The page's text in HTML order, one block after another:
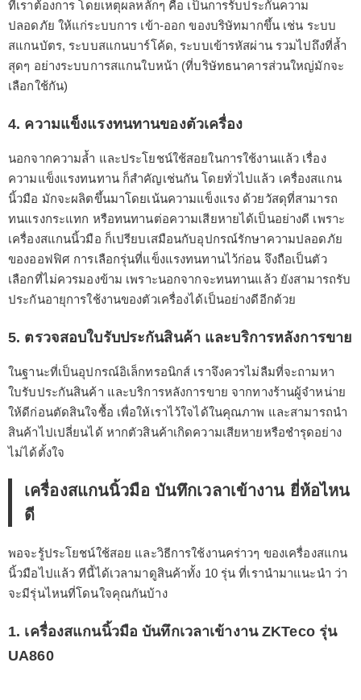
ที่เราต้องการ โดยเหตุผลหลักๆ คือ เป็นการรับประกันความ
ปลอดภัย ให้แก่ระบบการ เข้า-ออก ของบริษัทมากขึ้น เช่น ระบบ
สแกนบัตร, ระบบสแกนบาร์โค้ด, ระบบเข้ารหัสผ่าน รวมไปถึงที่ล้ำ
สุดๆ อย่างระบบการสแกนใบหน้า (ที่บริษัทธนาคารส่วนใหญ่มักจะ
เลือกใช้กัน)
4. ความแข็งแรงทนทานของตัวเครื่อง
นอกจากความล้ำ และประโยชน์ใช้สอยในการใช้งานแล้ว เรื่อง
ความแข็งแรงทนทาน ก็สำคัญเช่นกัน โดยทั่วไปแล้ว เครื่องสแกน
นิ้วมือ มักจะผลิตขึ้นมาโดยเน้นความแข็งแรง ด้วยวัสดุที่สามารถ
ทนแรงกระแทก หรือทนทานต่อความเสียหายได้เป็นอย่างดี เพราะ
เครื่องสแกนนิ้วมือ ก็เปรียบเสมือนกับอุปกรณ์รักษาความปลอดภัย
ของออฟฟิศ การเลือกรุ่นที่แข็งแรงทนทานไว้ก่อน จึงถือเป็นตัว
เลือกที่ไม่ควรมองข้าม เพราะนอกจากจะทนทานแล้ว ยังสามารถรับ
ประกันอายุการใช้งานของตัวเครื่องได้เป็นอย่างดีอีกด้วย
5. ตรวจสอบใบรับประกันสินค้า และบริการหลังการขาย
ในฐานะที่เป็นอุปกรณ์อิเล็กทรอนิกส์ เราจึงควรไม่ลืมที่จะถามหา
ใบรับประกันสินค้า และบริการหลังการขาย จากทางร้านผู้จำหน่าย
ให้ดีก่อนตัดสินใจซื้อ เพื่อให้เราไว้ใจได้ในคุณภาพ และสามารถนำ
สินค้าไปเปลี่ยนได้ หากตัวสินค้าเกิดความเสียหายหรือชำรุดอย่าง
ไม่ได้ตั้งใจ
เครื่องสแกนนิ้วมือ บันทึกเวลาเข้างาน ยี่ห้อไหน
ดี
พอจะรู้ประโยชน์ใช้สอย และวิธีการใช้งานคร่าวๆ ของเครื่องสแกน
นิ้วมือไปแล้ว ทีนี้ได้เวลามาดูสินค้าทั้ง 10 รุ่น ที่เรานำมาแนะนำ ว่า
จะมีรุ่นไหนที่โดนใจคุณกันบ้าง
1. เครื่องสแกนนิ้วมือ บันทึกเวลาเข้างาน ZKTeco รุ่น
UA860